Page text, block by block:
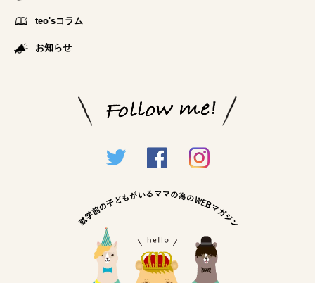
teo'sコラム
お知らせ